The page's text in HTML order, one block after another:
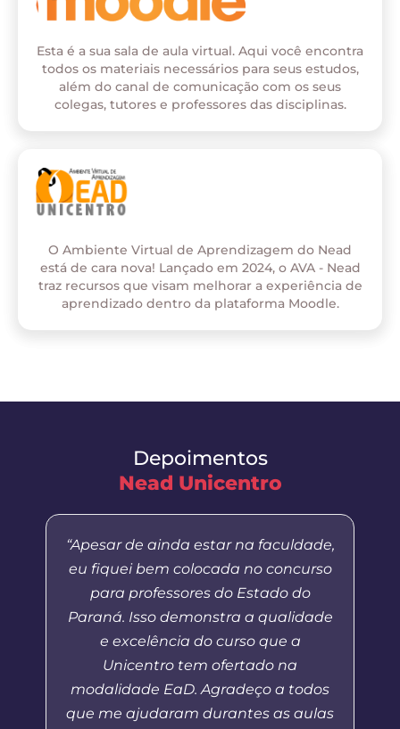
Esta é a sua sala de aula virtual. Aqui você encontra
todos os materiais necessários para seus estudos,
além do canal de comunicação com os seus
colegas, tutores e professores das disciplinas.
O Ambiente Virtual de Aprendizagem do Nead
está de cara nova! Lançado em 2024, o AVA - Nead
traz recursos que visam melhorar a experiência de
aprendizado dentro da plataforma Moodle.
Depoimentos
Nead Unicentro
“Apesar de ainda estar na faculdade,
eu fiquei bem colocada no concurso
para professores do Estado do
Paraná. Isso demonstra a qualidade
e excelência do curso que a
Unicentro tem ofertado na
modalidade EaD. Agradeço a todos
que me ajudaram durantes as aulas